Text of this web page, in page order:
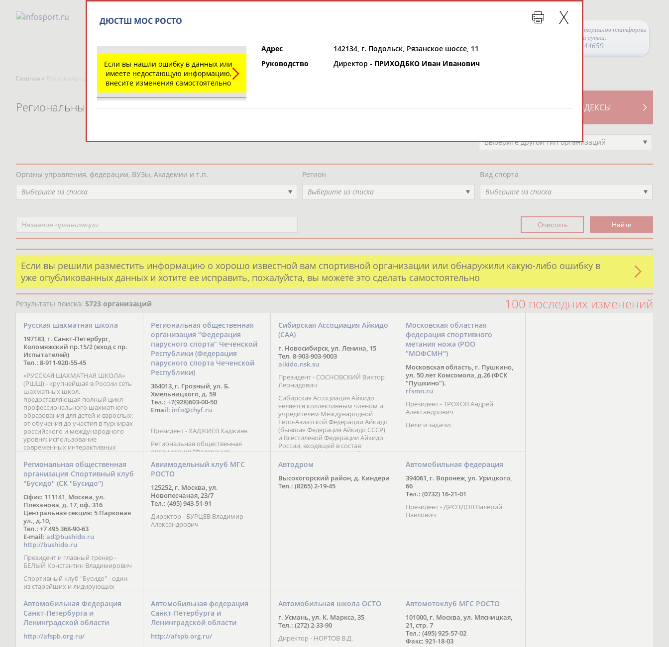
Просмотры материалов платформы
за сутки:
44659
Главная » Региональные спортивные организации
СВОДНЫЕ ИНДЕКСЫ
ТАБЛО АКТИВНОСТИ
РЕСУРСНАЯ ПЛОЩАДКА
Региональные спортивные организации
Выберите другой тип организаций
Органы управления, федерации, ВУЗы, Академии и т.п.
Выберите из списка
Регион
Выберите из списка
Вид спорта
Выберите из списка
Если вы решили разместить информацию о хорошо известной вам спортивной организации или обнаружили какую-либо ошибку в
уже опубликованных данных и хотите ее исправить, пожалуйста, вы можете это сделать самостоятельно
Результаты поиска: 5723 организаций 100 последних изменений
Русская шахматная школа
197183, г. Санкт-Петербург,
Коломяжский пр.15/2 (вход с пр.
Испытателей)
Тел.: 8-911-920-55-45
«РУССКАЯ ШАХМАТНАЯ ШКОЛА»
(РШШ) - крупнейшая в России сеть
шахматных школ,
предоставляющая полный цикл
профессионального шахматного
образования для детей и взрослых:
от обучения до участия в турнирах
российского и международного
уровня; использование
современных интерактивных
методик подачи материала;
обучение на русском и английском
языках; специалисты с опытом
преподавания более 20 лет;
направленность на общее
развитие ребенка: проведение
творческих мастер-классов, уроков
по истории и литературе,
организация регулярных
шахматных сборов на спортивных
базах и в детских лагерях,
проведение встреч с выдающимися
шахматистами; корпоративное
обучение; онлайн обучение в
форме вебинаров и
индивидуальных занятий, круглые
столы российских и
международных тренеров,
трансляция мероприятий и
турниров.
Региональная общественная
организация “Федерация
парусного спорта” Чеченской
Республики (Федерация
парусного спорта Чеченской
Республики)
364013, г. Грозный, ул. Б.
Хмельницкого, д. 59
Тел.: +7(928)603-00-50
Email: info@chyf.ru
Президент - ХАДЖИЕВ Хаджиев
Региональная общественная
организация “Федерация
парусного спорта” Чеченской
Республики начала свою
деятельность в декабре 2016 года.
Миссия федерации состоит в
популяризации парусного спорта,
привлечении и содействии
развитию спорта в этом регионе и
спортсменов на российских и
международных соревнованиях.
Сибирская Ассоциация Айкидо
(САА)
г. Новосибирск, ул. Ленина, 15
Тел. 8-903-903-9003
aikido.nsk.su
Президент - СОСНОВСКИЙ Виктор
Леонидович
Сибирская Ассоциация Айкидо
является коллективным членом и
учредителем Международной
Евро-Азиатской Федерации Айкидо
(бывшая Федерация Айкидо СССР)
и Всестилевой Федерации Айкидо
России, входящей в состав
Национального Совета Айкидо
России, президентом которого
является С. В. Киреенко
Московская областная
федерация спортивного
метания ножа (РОО
"МОФСМН")
Московская область, г. Пушкино,
ул. 50 лет Комсомола, д.26 (ФСК
"Пушкино").
rfsmn.ru
Президент - ТРОХОВ Андрей
Александрович
Цели и задачи:
Региональная общественная
организация Спортивный клуб
"Бусидо" (СК "Бусидо")
Офис: 111141, Москва, ул.
Плеханова, д. 17, оф. 316
Центральная секция: 5 Парковая
ул., д.10,
Тел.: +7 495 368-90-63
E-mail: ad@bushido.ru
http://bushido.ru
Президент и главный тренер -
БЕЛЫЙ Константин Владимирович
Спортивный клуб "Бусидо" - один
из старейших и лидирующих
клубов России, изучающих и
развивающих различные боевые
искусства и, прежде всего, каратэ
Кёкусинкай - первого в мире стиля
контактного каратэ, получившего
огромное развитие во всем
мире. Однако, спектр интересов
Авиамодельный клуб МГС
РОСТО
125252, г. Москва, ул.
Новопесчаная, 23/7
Тел.: (495) 943-51-91
Директор - БУРЦЕВ Владимир
Александрович
Автодром
Высокогорский район, д. Киндери
Тел.: (8265) 2-19-45
Автомобильная федерация
394061, г. Воронеж, ул. Урицкого,
66
Тел.: (0732) 16-21-01
Президент - ДРОЗДОВ Валерий
Павлович
Автомобильная Федерация
Санкт-Петербурга и
Ленинградской области
http://afspb.org.ru/
Автомобильная федерация
Санкт-Петербурга и
Ленинградской области
http://afspb.org.ru/
Автомобильная школа ОСТО
г. Усмань, ул. К. Маркса, 35
Тел.: (272) 2-33-90
Директор - НОРТОВ В.Д.
Автомотоклуб МГС РОСТО
101000, г. Москва, ул. Мясницкая,
21, стр. 7
Тел.: (495) 925-57-02
Факс: 921-18-03
ДЮСТШ МОС РОСТО
Если вы нашли ошибку в данных или
имеете недостающую информацию,
внесите изменения самостоятельно
Адрес
142134, г. Подольск, Рязанское шоссе, 11
Руководство
Директор - ПРИХОДБКО Иван Иванович